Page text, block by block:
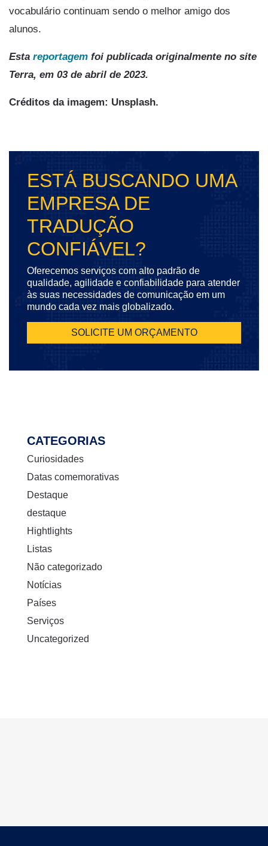
vocabulário continuam sendo o melhor amigo dos
alunos.
Esta reportagem foi publicada originalmente no site
Terra, em 03 de abril de 2023.
Créditos da imagem: Unsplash.
ESTÁ BUSCANDO UMA
EMPRESA DE
TRADUÇÃO
CONFIÁVEL?
Oferecemos serviços com alto padrão de
qualidade, agilidade e confiabilidade para atender
às suas necessidades de comunicação em um
mundo cada vez mais globalizado.
SOLICITE UM ORÇAMENTO
CATEGORIAS
Curiosidades
Datas comemorativas
Destaque
destaque
Hightlights
Listas
Não categorizado
Notícias
Países
Serviços
Uncategorized